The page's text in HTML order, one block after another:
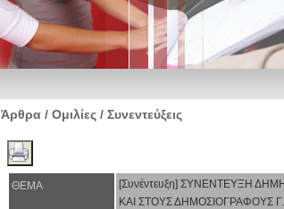
Άρθρα / Ομιλίες / Συνεντεύξεις
ΘΕΜΑ
[Συνέντευξη] ΣΥΝΕΝΤΕΥΞΗ
ΚΑΙ ΣΤΟΥΣ ΔΗΜΟΣΙΟΓΡΑΦΟΥΣ